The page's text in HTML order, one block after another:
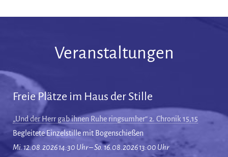
Veranstaltungen
Freie Plätze im Haus der Stille
„Und der Herr gab ihnen Ruhe ringsumher“ 2. Chronik 15,15
Begleitete Einzelstille mit Bogenschießen
Mi. 12.08.2026 14:30 Uhr – So. 16.08.2026 13:00 Uhr